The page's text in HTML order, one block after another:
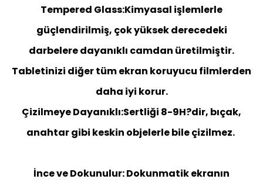
Tempered Glass:Kimyasal işlemlerle
güçlendirilmiş, çok yüksek derecedeki
darbelere dayanıklı camdan üretilmiştir.
Tabletinizi diğer tüm ekran koruyucu filmlerden
daha iyi korur.
Çizilmeye Dayanıklı:Sertliği 8-9H?dir, bıçak,
anahtar gibi keskin objelerle bile çizilmez.
İnce ve Dokunulur: Dokunmatik ekranın